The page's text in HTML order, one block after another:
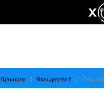
Գլխավոր Հետաքրքիր է